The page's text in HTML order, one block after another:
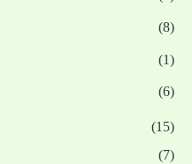
(8)
(1)
(6)
(15)
(7)